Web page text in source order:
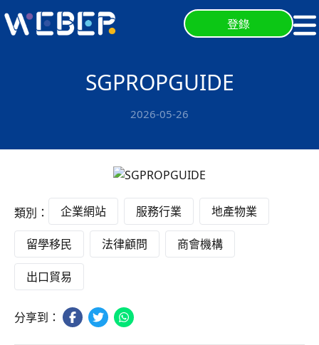
登錄
SGPROPGUIDE
2026-05-26
類別： 企業網站 服務行業 地產物業
留學移民 法律顧問 商會機構
出口貿易
分享到：